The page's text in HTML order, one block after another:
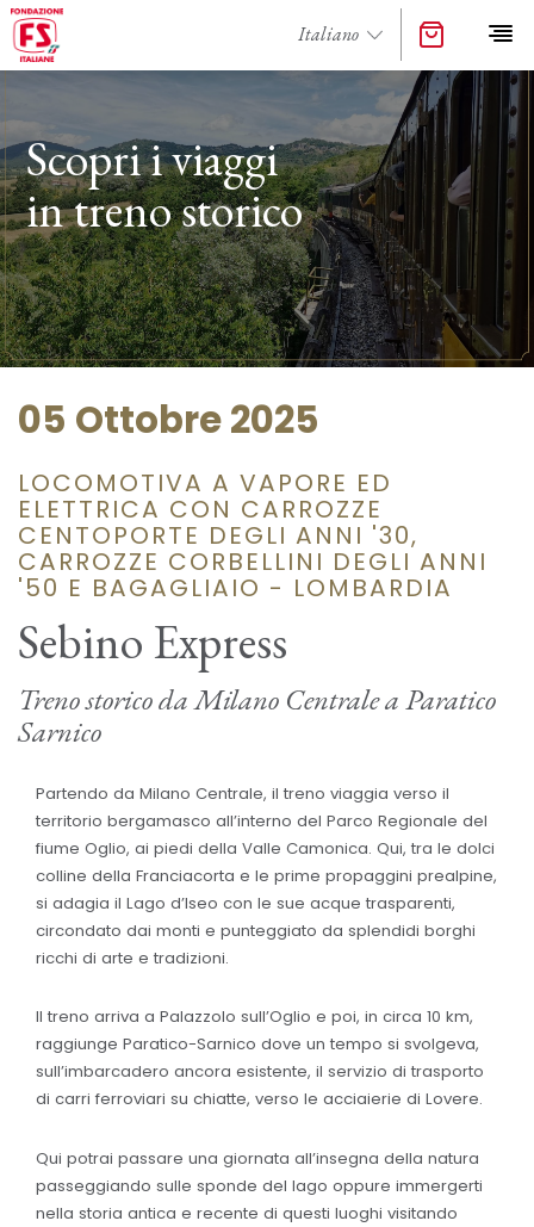
Scopri i viaggi
in treno storico
05 Ottobre 2025
LOCOMOTIVA A VAPORE ED
ELETTRICA CON CARROZZE
CENTOPORTE DEGLI ANNI '30,
CARROZZE CORBELLINI DEGLI ANNI
'50 E BAGAGLIAIO - LOMBARDIA
Sebino Express
Treno storico da Milano Centrale a Paratico
Sarnico
Partendo da Milano Centrale, il treno viaggia verso il
territorio bergamasco all’interno del Parco Regionale del
fiume Oglio, ai piedi della Valle Camonica. Qui, tra le dolci
colline della Franciacorta e le prime propaggini prealpine,
si adagia il Lago d’Iseo con le sue acque trasparenti,
circondato dai monti e punteggiato da splendidi borghi
ricchi di arte e tradizioni.
Il treno arriva a Palazzolo sull’Oglio e poi, in circa 10 km,
raggiunge Paratico-Sarnico dove un tempo si svolgeva,
sull’imbarcadero ancora esistente, il servizio di trasporto
di carri ferroviari su chiatte, verso le acciaierie di Lovere.
Qui potrai passare una giornata all’insegna della natura
passeggiando sulle sponde del lago oppure immergerti
nella storia antica e recente di questi luoghi visitando